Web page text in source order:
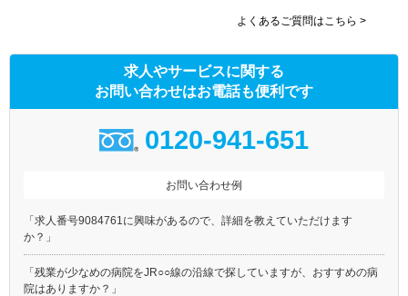
よくあるご質問はこちら >
求人やサービスに関する
お問い合わせはお電話も便利です
0120-941-651
お問い合わせ例
「求人番号9084761に興味があるので、詳細を教えていただけます
か？」
「残業が少なめの病院をJR○○線の沿線で探していますが、おすすめの病
院はありますか？」